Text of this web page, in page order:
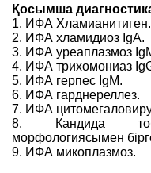
Қосымша
1. ИФА Хламианитиген.
2. ИФА хламидиоз IgA.
3. ИФА уреаплазмоз
4. ИФА трихомониаз
5. ИФА герпес IgM.
6. ИФА гарднереллез.
7. ИФА
8. Кандида
морфологиясымен
9. ИФА микоплазмоз.